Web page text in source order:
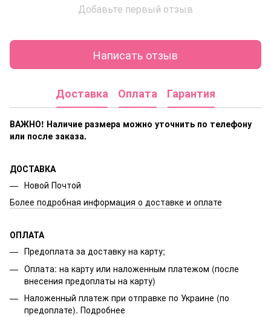
Добавьте первый отзыв
Написать отзыв
Доставка Оплата Гарантия
ВАЖНО! Наличие размера можно уточнить по телефону
или после заказа.
ДОСТАВКА
Новой Почтой
Более подробная информация о доставке и оплате
ОПЛАТА
Предоплата за доставку на карту;
Оплата: на карту или наложенным платежом (после
внесения предоплаты на карту)
Наложенный платеж при отправке по Украине (по
предоплате). Подробнее